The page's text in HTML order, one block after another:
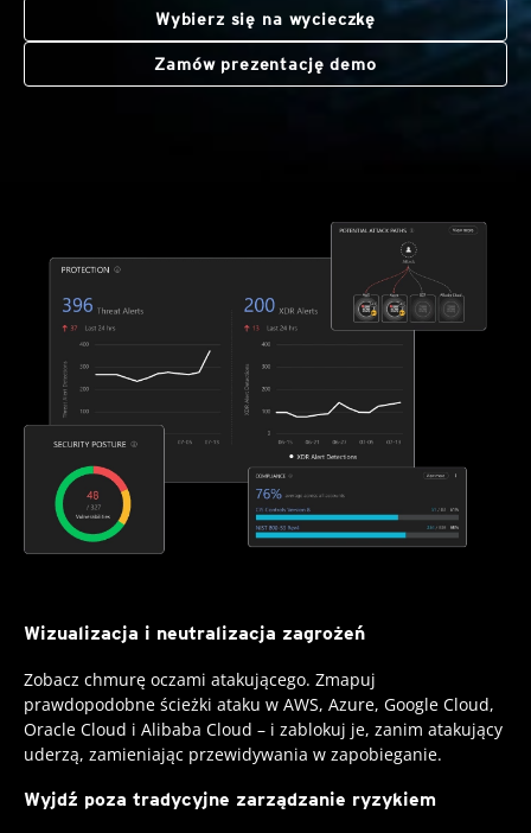
Wybierz się na wycieczkę
Zamów prezentację demo
Wizualizacja i neutralizacja zagrożeń
Zobacz chmurę oczami atakującego. Zmapuj
prawdopodobne ścieżki ataku w AWS, Azure, Google Cloud,
Oracle Cloud i Alibaba Cloud – i zablokuj je, zanim atakujący
uderzą, zamieniając przewidywania w zapobieganie.
Wyjdź poza tradycyjne zarządzanie ryzykiem